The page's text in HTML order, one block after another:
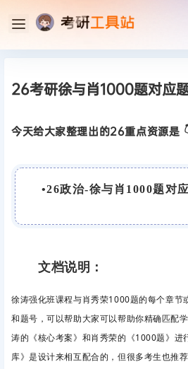
26考研徐与肖1000题对应题
今天给大家整理出的26重点资源是
•26政治-徐与肖1000题对
文档说明：
徐涛强化班课程与肖秀荣1000题的每个章节
和题号，可以帮助大家可以帮助你精确匹配
涛的《核心考案》和肖秀荣的《1000题》进
库》是设计来相互配合的，但很多考生也推